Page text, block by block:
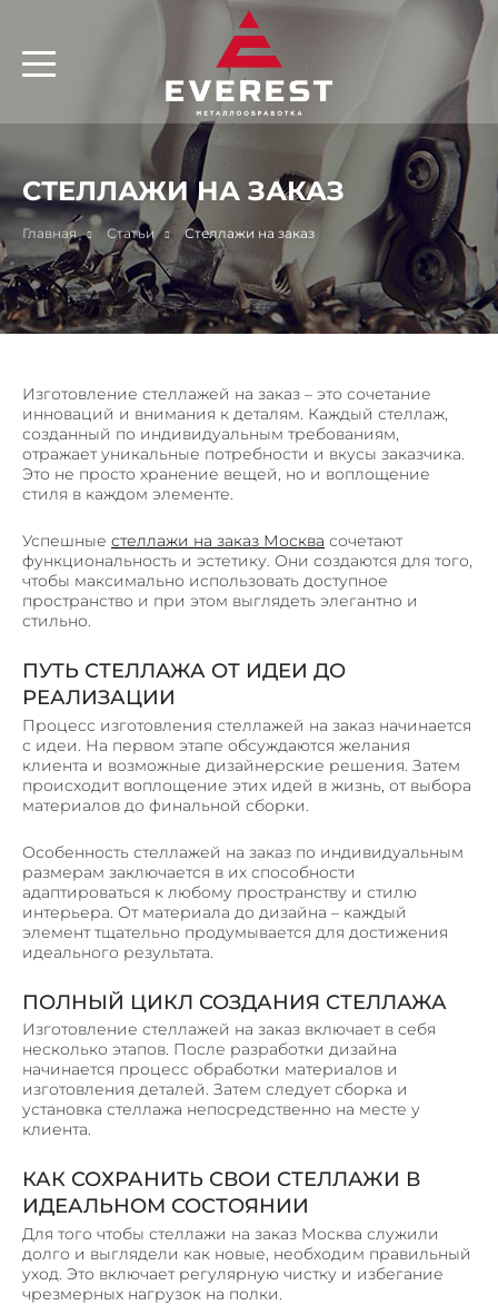
ПРЕЗЕНТАЦИЯ
ЛИСТ ПРОДУКЦИЯ ЗАВОДА
СЕРТИФИКАТЫ
УСЛУГИ
ТЕХНИЧЕСКАЯ РАЗРАБОТКА
ПРОБИВНЫЕ РАБОТЫ ПО МЕТАЛЛУ
РЕЗКА МЕТАЛЛА
РУБКА МЕТАЛЛА НА ГИЛЬОТИНЕ
СВАРОЧНЫЕ РАБОТЫ
МЕХАНИЧЕСКАЯ ОБРАБОТКА МЕТАЛЛА
СЛЕСАРНЫЕ РАБОТЫ
ГИБКА ТРУБ
ПЕСКОСТРУЙНАЯ ОБРАБОТКА МЕТАЛЛА
ПРОДУКЦИЯ
ВЕНТИЛИРУЕМЫЕ ФАСАДЫ
ПОТОЛОЧНЫЕ СИСТЕМЫ ИЗ МЕТАЛЛА
КОРЗИНЫ КОНДИЦИОНЕРОВ
ОБЛИЦОВКА КОЛОНН
ВЕНТИЛЯЦИОННЫЕ РЕШЕТКИ
МЕТАЛЛИЧЕСКИЙ ПРОФИЛЬ П, Z – ОБРАЗНЫЙ
ОТКОСЫ И ОТЛИВЫ
ЛИФТОВЫЕ ПОРТАЛЫ
ЛИНЕАРНЫЕ ПАНЕЛИ
КОРПУСА ИЗ МЕТАЛЛА
МЕТАЛЛИЧЕСКИЕ КАРКАСЫ
СТЕЛЛАЖИ, ШКАФЫ
ПОЧТОВЫЕ ЯЩИКИ
ЗАКЛАДНЫЕ ДЕТАЛИ И ОПОРЫ
КОЗЫРЬКИ И НАВЕСЫ
СТЕЛЛАЖИ НА ЗАКАЗ
Главная Статьи Стеллажи на заказ
Изготовление стеллажей на заказ – это сочетание
инноваций и внимания к деталям. Каждый стеллаж,
созданный по индивидуальным требованиям,
отражает уникальные потребности и вкусы заказчика.
Это не просто хранение вещей, но и воплощение
стиля в каждом элементе.
Успешные стеллажи на заказ Москва сочетают
функциональность и эстетику. Они создаются для того,
чтобы максимально использовать доступное
пространство и при этом выглядеть элегантно и
стильно.
ПУТЬ СТЕЛЛАЖА ОТ ИДЕИ ДО
РЕАЛИЗАЦИИ
Процесс изготовления стеллажей на заказ начинается
с идеи. На первом этапе обсуждаются желания
клиента и возможные дизайнерские решения. Затем
происходит воплощение этих идей в жизнь, от выбора
материалов до финальной сборки.
Особенность стеллажей на заказ по индивидуальным
размерам заключается в их способности
адаптироваться к любому пространству и стилю
интерьера. От материала до дизайна – каждый
элемент тщательно продумывается для достижения
идеального результата.
ПОЛНЫЙ ЦИКЛ СОЗДАНИЯ СТЕЛЛАЖА
Изготовление стеллажей на заказ включает в себя
несколько этапов. После разработки дизайна
начинается процесс обработки материалов и
изготовления деталей. Затем следует сборка и
установка стеллажа непосредственно на месте у
клиента.
КАК СОХРАНИТЬ СВОИ СТЕЛЛАЖИ В
ИДЕАЛЬНОМ СОСТОЯНИИ
Для того чтобы стеллажи на заказ Москва служили
долго и выглядели как новые, необходим правильный
уход. Это включает регулярную чистку и избегание
чрезмерных нагрузок на полки.